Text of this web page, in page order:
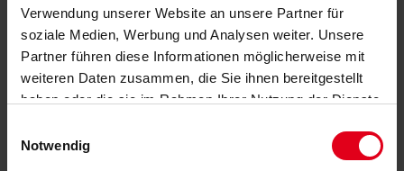
Verwendung unserer Website an unsere Partner für
soziale Medien, Werbung und Analysen weiter. Unsere
Partner führen diese Informationen möglicherweise mit
weiteren Daten zusammen, die Sie ihnen bereitgestellt
haben oder die sie im Rahmen Ihrer Nutzung der Dienste
Notwendig